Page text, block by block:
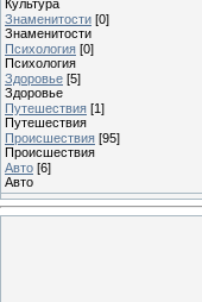
Культура
Знаменитости [0]
Знаменитости
Психология [0]
Психология
Здоровье [5]
Здоровье
Путешествия [1]
Путешествия
Проиcшествия [95]
Проиcшествия
Авто [6]
Авто